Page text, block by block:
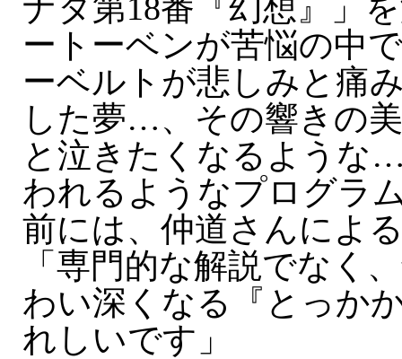
ナタ第18番『幻想』」
ートーベンが苦悩の中
ーベルトが悲しみと痛
した夢…、その響きの
と泣きたくなるような
われるようなプログラ
前には、仲道さんによ
「専門的な解説でなく
わい深くなる『とっか
れしいです」